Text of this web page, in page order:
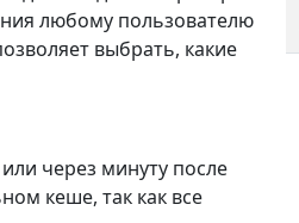
любому пользователю
выбрать, какие
через минуту после
кеше, так как все